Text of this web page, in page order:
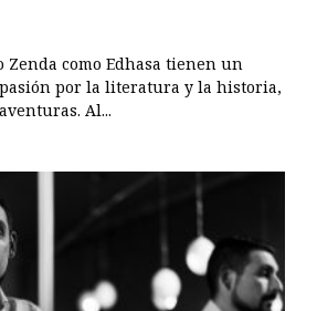
Zenda como Edhasa tienen un
por la literatura y la historia,
Al...